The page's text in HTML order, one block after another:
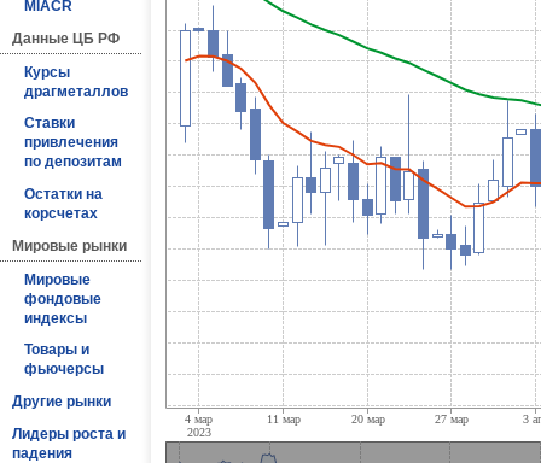
MIACR
Данные ЦБ РФ
Курсы
драгметаллов
Ставки
привлечения
по депозитам
Остатки на
корсчетах
Мировые рынки
Мировые
фондовые
индексы
Товары и
фьючерсы
Другие рынки
Лидеры роста и
падения